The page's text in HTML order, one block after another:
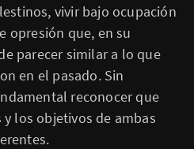
vivir bajo ocupación
opresión que, en su
parecer similar a lo que
en el pasado. Sin
reconocer que
los objetivos de ambas